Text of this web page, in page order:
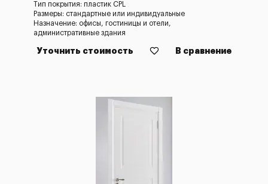
Тип покрытия: пластик CPL
Размеры: стандартные или индивидуальные
Назначение: офисы, гостиницы и отели,
административные здания
Уточнить стоимость В сравнение